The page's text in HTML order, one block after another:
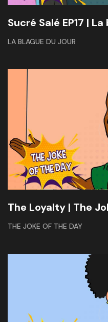
Sucré Salé EP17 |
LA BLAGUE DU JOUR
The Loyalty | The
THE JOKE OF THE DAY